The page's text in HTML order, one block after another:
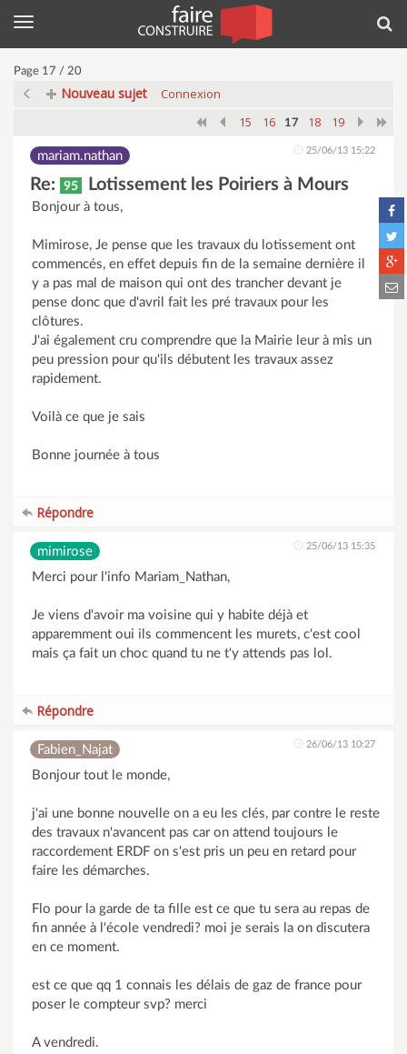
Menu
Page 17 / 20
Nouveau sujet
Connexion
15
16 17 18 19
mariam.nathan 25/06/13 15:22
Re: 95 Lotissement les Poiriers à Mours
Bonjour à tous,
Mimirose, Je pense que les travaux du lotissement ont
commencés, en effet depuis fin de la semaine dernière il
y a pas mal de maison qui ont des trancher devant je
pense donc que d'avril fait les pré travaux pour les
clôtures.
J'ai également cru comprendre que la Mairie leur à mis un
peu pression pour qu'ils débutent les travaux assez
rapidement.
Voilà ce que je sais
Bonne journée à tous
Répondre
mimirose 25/06/13 15:35
Merci pour l'info Mariam_Nathan,
Je viens d'avoir ma voisine qui y habite déjà et
apparemment oui ils commencent les murets, c'est cool
mais ça fait un choc quand tu ne t'y attends pas lol.
Répondre
Fabien_Najat 26/06/13 10:27
Bonjour tout le monde,
j'ai une bonne nouvelle on a eu les clés, par contre le reste
des travaux n'avancent pas car on attend toujours le
raccordement ERDF on s'est pris un peu en retard pour
faire les démarches.
Flo pour la garde de ta fille est ce que tu sera au repas de
fin année à l'école vendredi? moi je serais la on discutera
en ce moment.
est ce que qq 1 connais les délais de gaz de france pour
poser le compteur svp? merci
A vendredi.